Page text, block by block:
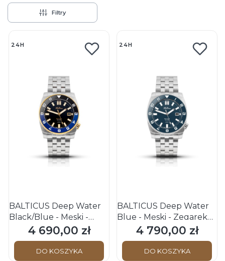
Filtry
24H
BALTICUS Deep Water
Black/Blue - Męski -
Zegarek mechaniczny
Cena
4 690,00 zł
DO KOSZYKA
24H
BALTICUS Deep Water
Blue - Męski - Zegarek
mechaniczny
Cena
4 790,00 zł
DO KOSZYKA